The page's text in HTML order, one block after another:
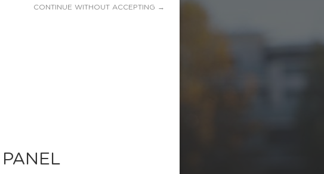
CONTINUE WITHOUT ACCEPTING →